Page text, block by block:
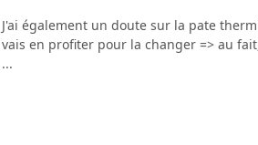
J'ai également un doute sur la pate
vais en profiter pour la changer => au
...